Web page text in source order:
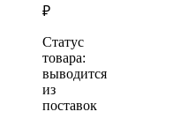
₽
Статус
товара:
выводится
из
поставок